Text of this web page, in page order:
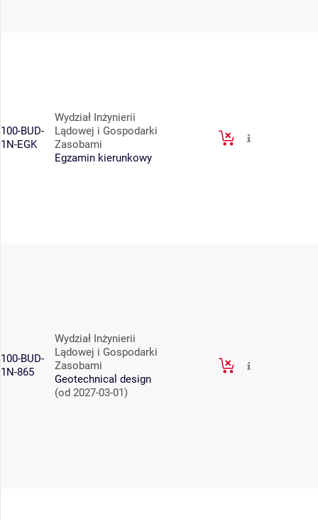
100-BUD-
1N-EGK
Wydział Inżynierii
Lądowej i Gospodarki
Zasobami
Egzamin kierunkowy
100-BUD-
1N-865
Wydział Inżynierii
Lądowej i Gospodarki
Zasobami
Geotechnical design
(od 2027-03-01)